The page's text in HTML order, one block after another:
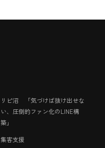
リピ沼 「気づけば抜け出せな
い、圧倒的ファン化のLINE構
築」
集客支援